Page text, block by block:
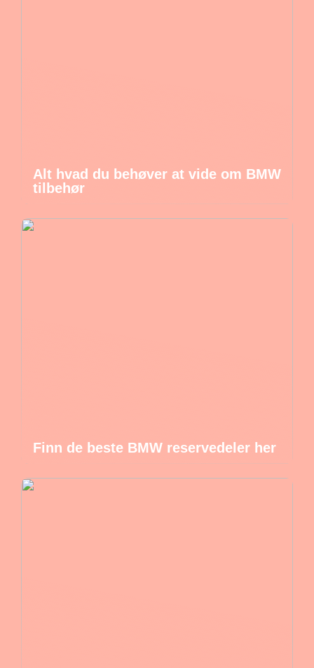
Alt hvad du behøver at vide om BMW
tilbehør
Finn de beste BMW reservedeler her